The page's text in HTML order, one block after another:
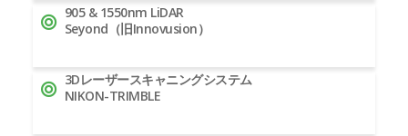
905 & 1550nm LiDAR
Seyond（旧Innovusion）
3Dレーザースキャニングシステム
NIKON-TRIMBLE